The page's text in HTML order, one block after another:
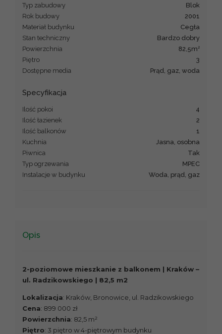
Typ zabudowy
blok
Rok budowy
2001
Materiał budynku
cegła
Stan techniczny
Bardzo dobry
Powierzchnia
82,5m 2
Piętro
3
Dostępne media
prąd, gaz, woda
Specyfikacja
Ilość pokoi
4
Ilość łazienek
2
Ilość balkonów
1
Kuchnia
jasna, osobna
Piwnica
Tak
Typ ogrzewania
MPEC
Instalacje w budynku
woda, prąd, gaz
Opis
2-poziomowe mieszkanie z balkonem | Kraków –
ul. Radzikowskiego | 82,5 m2
Lokalizacja: Kraków, Bronowice, ul. Radzikowskiego
Cena: 899 000 zł
Powierzchnia: 82,5 m²
Piętro: 3 piętro w 4-piętrowym budynku